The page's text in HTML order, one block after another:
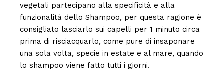
vegetali partecipano alla specificità e alla
funzionalità dello Shampoo, per questa ragione è
consigliato lasciarlo sui capelli per 1 minuto circa
prima di risciacquarlo, come pure di insaponare
una sola volta, specie in estate e al mare, quando
lo shampoo viene fatto tutti i giorni.